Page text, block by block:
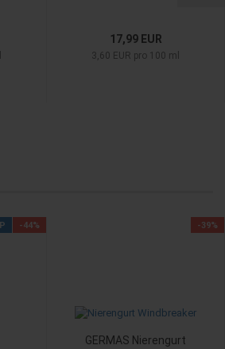
Team 17,99 EUR
3,60 EUR pro 100 ml
-44% -39%
GERMAS Nierengurt